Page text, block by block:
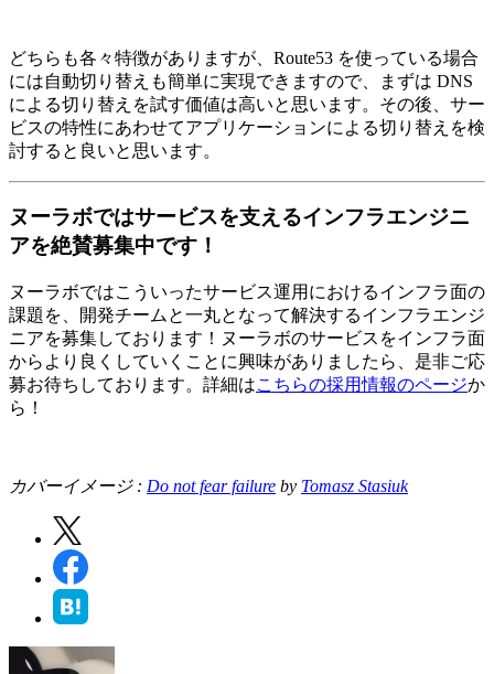
どちらも各々特徴がありますが、Route53 を使っている場合
には自動切り替えも簡単に実現できますので、まずは DNS
による切り替えを試す価値は高いと思います。その後、サー
ビスの特性にあわせてアプリケーションによる切り替えを検
討すると良いと思います。
ヌーラボではサービスを支えるインフラエンジニ
アを絶賛募集中です！
ヌーラボではこういったサービス運用におけるインフラ面の
課題を、開発チームと一丸となって解決するインフラエンジ
ニアを募集しております！ヌーラボのサービスをインフラ面
からより良くしていくことに興味がありましたら、是非ご応
募お待ちしております。詳細はこちらの採用情報のページか
ら！
カバーイメージ : Do not fear failure by Tomasz Stasiuk